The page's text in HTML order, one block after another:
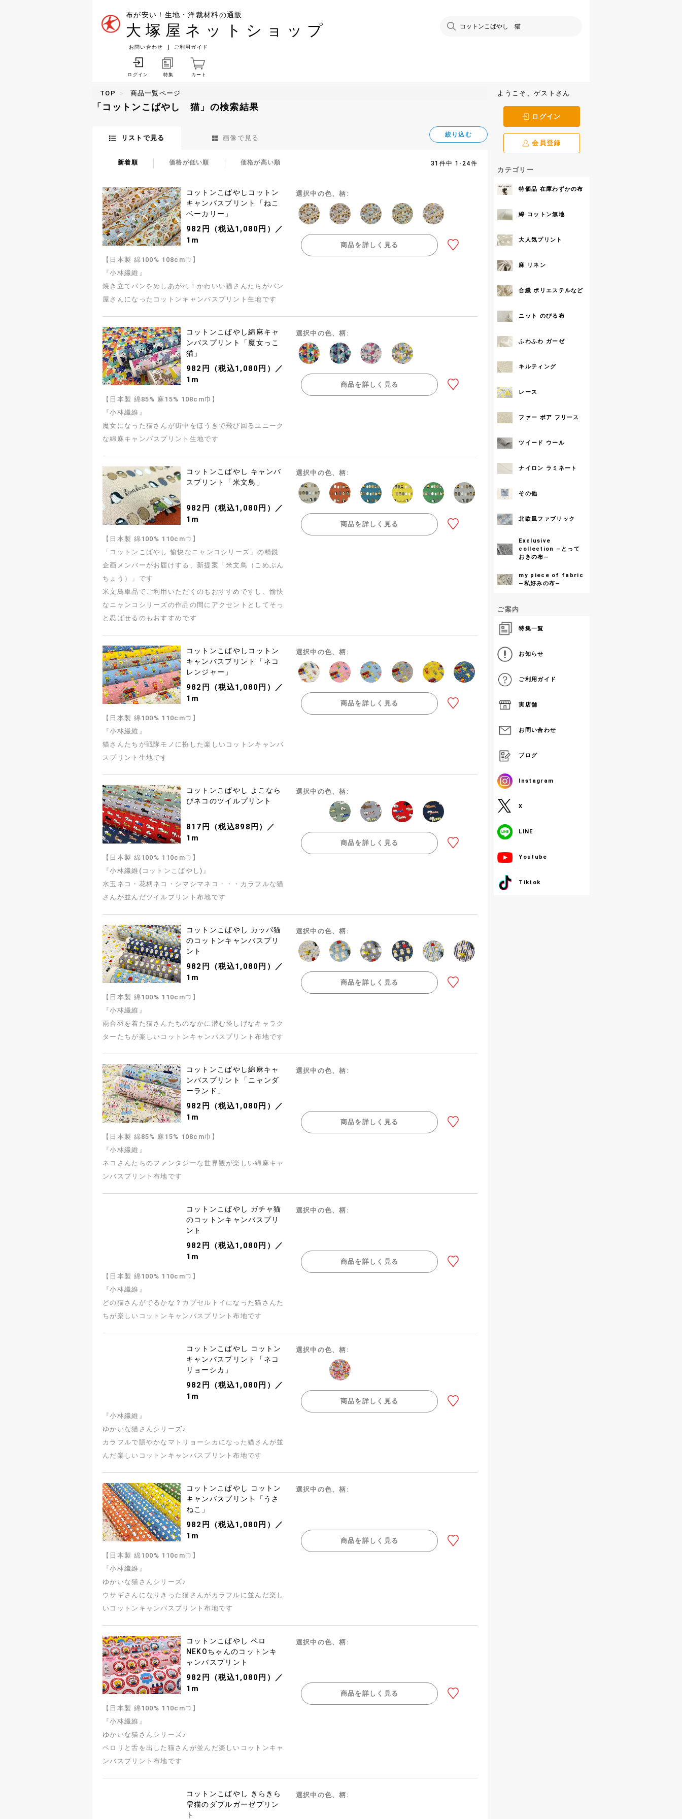
布が安い！生地・洋裁材料の通販
大塚屋ネットショップ
お問い合わせ ご利用ガイド
ログイン 特集 カート
TOP 商品一覧ページ
「コットンこばやし 猫」の検索結果
リストで見る 画像で見る 絞り込む
新着順 価格が低い順 価格が高い順 31件中 1-24件
コットンこばやしコットン
キャンバスプリント「ねこ
ベーカリー」
982円（税込1,080円）／
1m
【日本製 綿100% 108cm巾】
『小林繊維』
焼き立てパンをめしあがれ！かわいい猫さんたちがパン
屋さんになったコットンキャンバスプリント生地です
選択中の色、柄:
商品を詳しく見る
コットンこばやし綿麻キャ
ンバスプリント「魔女っこ
猫」
982円（税込1,080円）／
1m
【日本製 綿85% 麻15% 108cm巾】
『小林繊維』
魔女になった猫さんが街中をほうきで飛び回るユニーク
な綿麻キャンバスプリント生地です
選択中の色、柄:
商品を詳しく見る
コットンこばやし キャンバ
スプリント「米文鳥」
982円（税込1,080円）／
1m
【日本製 綿100% 110cm巾】
「コットンこばやし 愉快なニャンコシリーズ」の精鋭
企画メンバーがお届けする、新提案「米文鳥（こめぶん
ちょう）」です
米文鳥単品でご利用いただくのもおすすめですし、愉快
なニャンコシリーズの作品の間にアクセントとしてそっ
と忍ばせるのもおすすめです
選択中の色、柄:
商品を詳しく見る
コットンこばやしコットン
キャンバスプリント「ネコ
レンジャー」
982円（税込1,080円）／
1m
【日本製 綿100% 110cm巾】
『小林繊維』
猫さんたちが戦隊モノに扮した楽しいコットンキャンバ
スプリント生地です
選択中の色、柄:
商品を詳しく見る
コットンこばやし よこなら
びネコのツイルプリント
817円（税込898円）／
1m
【日本製 綿100% 110cm巾】
『小林繊維(コットンこばやし)』
水玉ネコ・花柄ネコ・シマシマネコ・・・カラフルな猫
さんが並んだツイルプリント布地です
選択中の色、柄:
商品を詳しく見る
コットンこばやし カッパ猫
のコットンキャンバスプリ
ント
982円（税込1,080円）／
1m
【日本製 綿100% 110cm巾】
『小林繊維』
雨合羽を着た猫さんたちのなかに潜む怪しげなキャラク
ターたちが楽しいコットンキャンバスプリント布地です
選択中の色、柄:
商品を詳しく見る
コットンこばやし綿麻キャ
ンバスプリント「ニャンダ
ーランド」
982円（税込1,080円）／
1m
【日本製 綿85% 麻15% 108cm巾】
『小林繊維』
ネコさんたちのファンタジーな世界観が楽しい綿麻キャ
ンバスプリント布地です
選択中の色、柄:
商品を詳しく見る
コットンこばやし ガチャ猫
のコットンキャンバスプリ
ント
982円（税込1,080円）／
1m
【日本製 綿100% 110cm巾】
『小林繊維』
どの猫さんがでるかな？カプセルトイになった猫さんた
ちが楽しいコットンキャンバスプリント布地です
選択中の色、柄:
商品を詳しく見る
コットンこばやし コットン
キャンバスプリント「ネコ
リョーシカ」
982円（税込1,080円）／
1m
『小林繊維』
ゆかいな猫さんシリーズ♪
カラフルで賑やかなマトリョーシカになった猫さんが並
んだ楽しいコットンキャンバスプリント布地です
選択中の色、柄:
商品を詳しく見る
コットンこばやし コットン
キャンバスプリント「うさ
ねこ」
982円（税込1,080円）／
1m
【日本製 綿100% 110cm巾】
『小林繊維』
ゆかいな猫さんシリーズ♪
ウサギさんになりきった猫さんがカラフルに並んだ楽し
いコットンキャンバスプリント布地です
選択中の色、柄:
商品を詳しく見る
コットンこばやし ペロ
NEKOちゃんのコットンキ
ャンバスプリント
982円（税込1,080円）／
1m
【日本製 綿100% 110cm巾】
『小林繊維』
ゆかいな猫さんシリーズ♪
ペロリと舌を出した猫さんが並んだ楽しいコットンキャ
ンバスプリント布地です
選択中の色、柄:
商品を詳しく見る
コットンこばやし きらきら
雫猫のダブルガーゼプリン
ト
選択中の色、柄:
ようこそ、ゲストさん
ログイン
会員登録
カテゴリー
特価品 在庫わずかの布
綿 コットン無地
大人気プリント
麻 リネン
合繊 ポリエステルなど
ニット のびる布
ふわふわ ガーゼ
キルティング
レース
ファー ボア フリース
ツイード ウール
ナイロン ラミネート
その他
北欧風ファブリック
Exclusive
collection ―とって
おきの布―
my piece of fabric
―私好みの布―
ご案内
特集一覧
お知らせ
ご利用ガイド
実店舗
お問い合わせ
ブログ
Instagram
X
LINE
Youtube
Tiktok